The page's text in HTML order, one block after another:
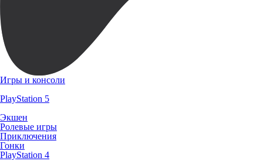
Игры и консоли
PlayStation 5
Экшен
Ролевые игры
Приключения
Гонки
PlayStation 4